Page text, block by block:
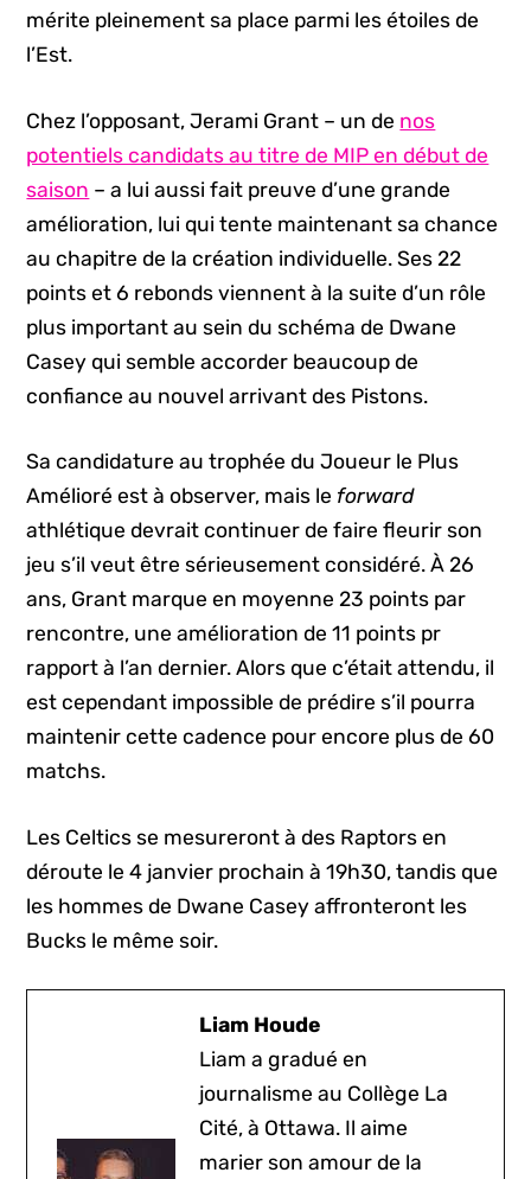
mérite pleinement sa place parmi les étoiles de
l’Est.
Chez l’opposant, Jerami Grant – un de nos
potentiels candidats au titre de MIP en début de
saison – a lui aussi fait preuve d’une grande
amélioration, lui qui tente maintenant sa chance
au chapitre de la création individuelle. Ses 22
points et 6 rebonds viennent à la suite d’un rôle
plus important au sein du schéma de Dwane
Casey qui semble accorder beaucoup de
confiance au nouvel arrivant des Pistons.
Sa candidature au trophée du Joueur le Plus
Amélioré est à observer, mais le forward
athlétique devrait continuer de faire fleurir son
jeu s’il veut être sérieusement considéré. À 26
ans, Grant marque en moyenne 23 points par
rencontre, une amélioration de 11 points pr
rapport à l’an dernier. Alors que c’était attendu, il
est cependant impossible de prédire s’il pourra
maintenir cette cadence pour encore plus de 60
matchs.
Les Celtics se mesureront à des Raptors en
déroute le 4 janvier prochain à 19h30, tandis que
les hommes de Dwane Casey affronteront les
Bucks le même soir.
Liam Houde
Liam a gradué en
journalisme au Collège La
Cité, à Ottawa. Il aime
marier son amour de la